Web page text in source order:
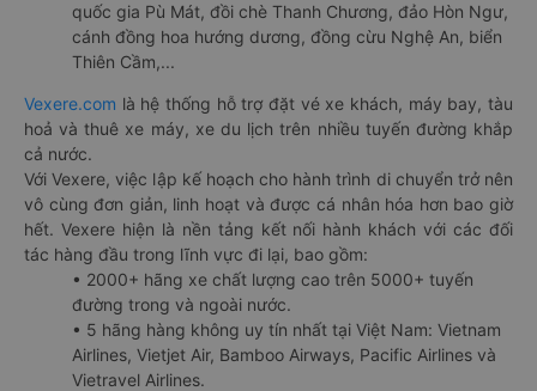
quốc gia Pù Mát, đồi chè Thanh Chương, đảo Hòn Ngư,
cánh đồng hoa hướng dương, đồng cừu Nghệ An, biển
Thiên Cầm,...
Vexere.com là hệ thống hỗ trợ đặt vé xe khách, máy bay, tàu
hoả và thuê xe máy, xe du lịch trên nhiều tuyến đường khắp
cả nước.
Với Vexere, việc lập kế hoạch cho hành trình di chuyển trở nên
vô cùng đơn giản, linh hoạt và được cá nhân hóa hơn bao giờ
hết. Vexere hiện là nền tảng kết nối hành khách với các đối
tác hàng đầu trong lĩnh vực đi lại, bao gồm:
• 2000+ hãng xe chất lượng cao trên 5000+ tuyến
đường trong và ngoài nước.
• 5 hãng hàng không uy tín nhất tại Việt Nam: Vietnam
Airlines, Vietjet Air, Bamboo Airways, Pacific Airlines và
Vietravel Airlines.